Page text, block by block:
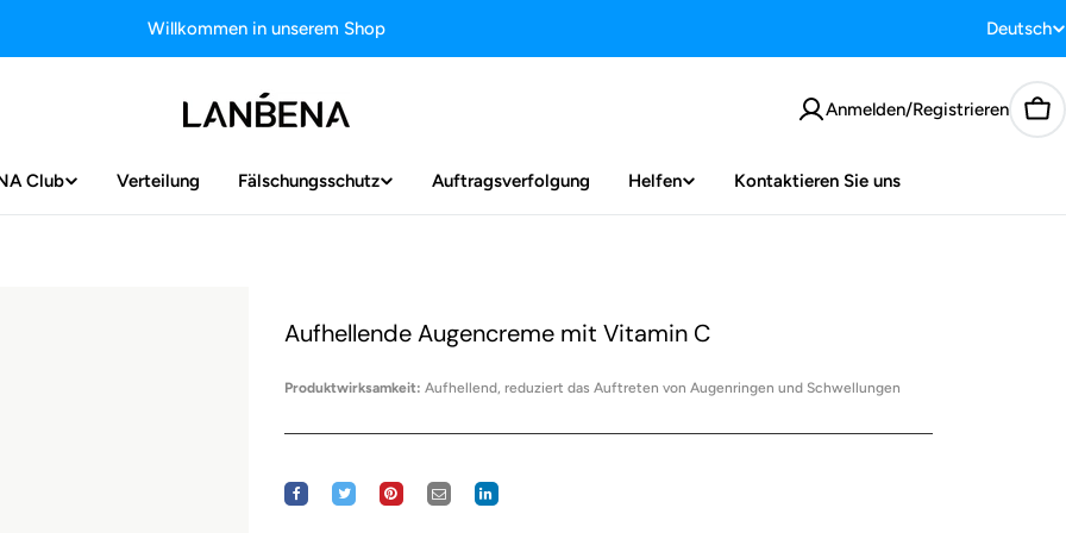
Willkommen in unserem Shop
S
p
Deutsch
Anmelden/Registrieren
Club Verteilung Fälschungsschutz Auftragsverfolgung Helfen Kontaktieren Sie uns
Aufhellende Augencreme mit Vitamin C
Produktwirksamkeit: Aufhellend, reduziert das Auftreten von Augenringen und Schwellungen